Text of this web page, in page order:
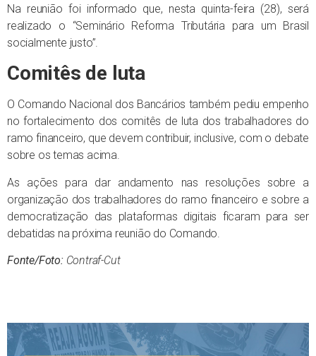
Na reunião foi informado que, nesta quinta-feira (28), será
realizado o “Seminário Reforma Tributária para um Brasil
socialmente justo”.
Comitês de luta
O Comando Nacional dos Bancários também pediu empenho
no fortalecimento dos comitês de luta dos trabalhadores do
ramo financeiro, que devem contribuir, inclusive, com o debate
sobre os temas acima.
As ações para dar andamento nas resoluções sobre a
organização dos trabalhadores do ramo financeiro e sobre a
democratização das plataformas digitais ficaram para ser
debatidas na próxima reunião do Comando.
Fonte/Foto:Contraf-Cut